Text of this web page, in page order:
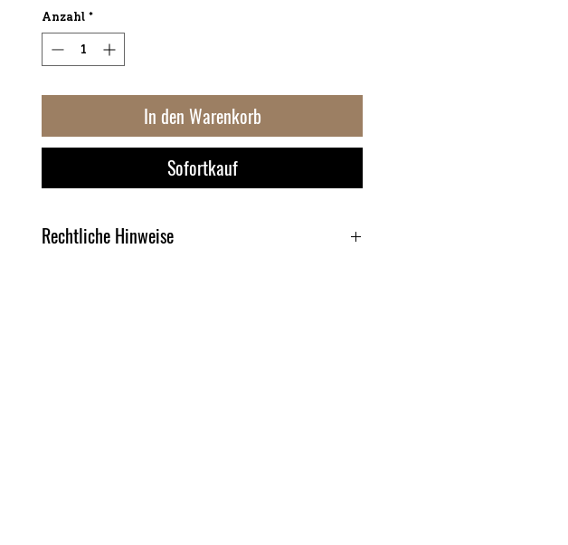
1
Liter
Anzahl *
In den Warenkorb
Sofortkauf
Rechtliche Hinweise